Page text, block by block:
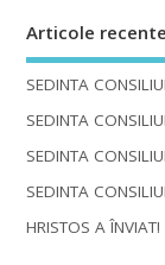
Articole recente
SEDINTA
SEDINTA
SEDINTA
SEDINTA
HRISTOS A ÎNVIAT!